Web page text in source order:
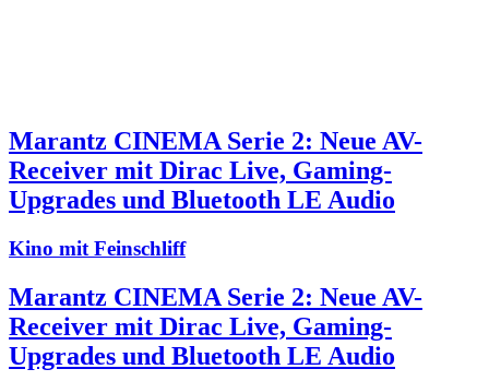
Marantz CINEMA Serie 2: Neue AV-
Receiver mit Dirac Live, Gaming-
Upgrades und Bluetooth LE Audio
Kino mit Feinschliff
Marantz CINEMA Serie 2: Neue AV-
Receiver mit Dirac Live, Gaming-
Upgrades und Bluetooth LE Audio